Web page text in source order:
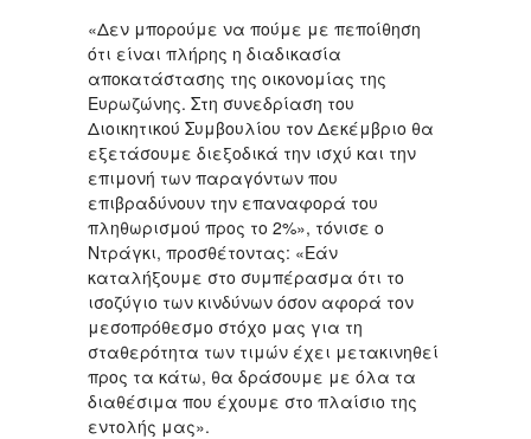
«Δεν μπορούμε να πούμε με πεποίθηση
ότι είναι πλήρης η διαδικασία
αποκατάστασης της οικονομίας της
Ευρωζώνης. Στη συνεδρίαση του
Διοικητικού Συμβουλίου τον Δεκέμβριο θα
εξετάσουμε διεξοδικά την ισχύ και την
επιμονή των παραγόντων που
επιβραδύνουν την επαναφορά του
πληθωρισμού προς το 2%», τόνισε ο
Ντράγκι, προσθέτοντας: «Εάν
καταλήξουμε στο συμπέρασμα ότι το
ισοζύγιο των κινδύνων όσον αφορά τον
μεσοπρόθεσμο στόχο μας για τη
σταθερότητα των τιμών έχει μετακινηθεί
προς τα κάτω, θα δράσουμε με όλα τα
διαθέσιμα που έχουμε στο πλαίσιο της
εντολής μας».